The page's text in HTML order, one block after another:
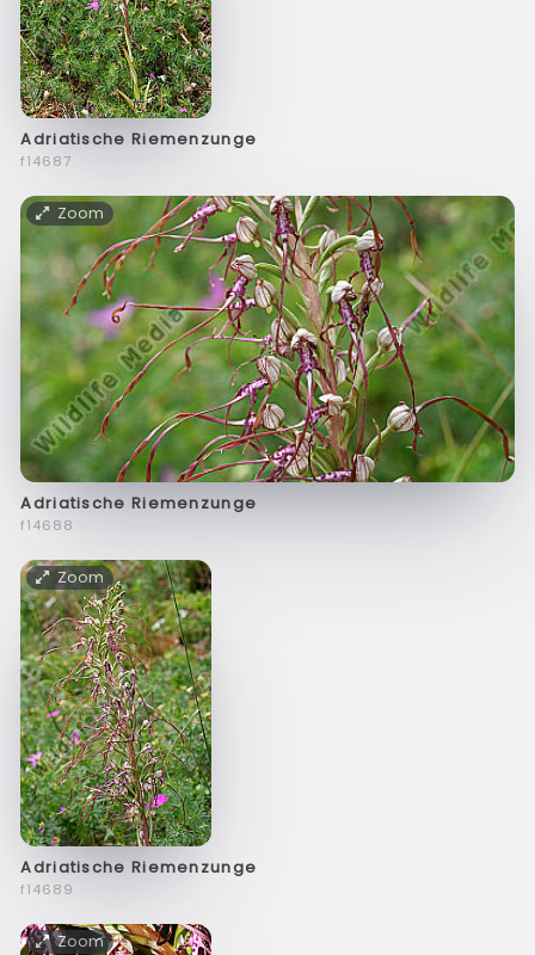
Adriatische Riemenzunge
f14687
Zoom
Adriatische Riemenzunge
f14688
Zoom
Adriatische Riemenzunge
f14689
Zoom